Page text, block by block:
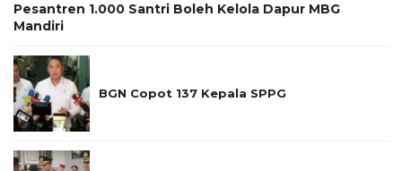
Pesantren 1.000 Santri Boleh Kelola Dapur MBG
Mandiri
BGN Copot 137 Kepala SPPG